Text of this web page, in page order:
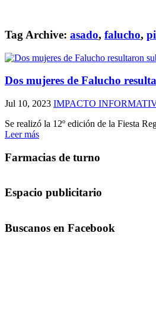
Tag Archive: asado, falucho,
Dos mujeres de Falucho
Jul 10, 2023 IMPACTO
Se realizó la 12º edición de la Fiesta
Leer más
Farmacias de turno
Espacio publicitario
Buscanos en Facebook